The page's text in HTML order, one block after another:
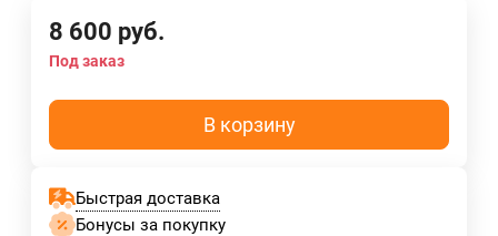
8 600 руб.
Под заказ
В корзину
Быстрая доставка
Бонусы за покупку